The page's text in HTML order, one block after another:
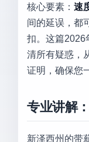
核心要素：速
间的延误，都
扣。这篇2026
清所有疑惑，
证明，确保您
专业讲解
新泽西州的带